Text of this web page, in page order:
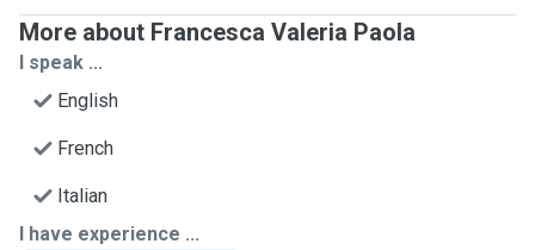
More about Francesca Valeria Paola
I speak ...
English
French
Italian
I have experience ...